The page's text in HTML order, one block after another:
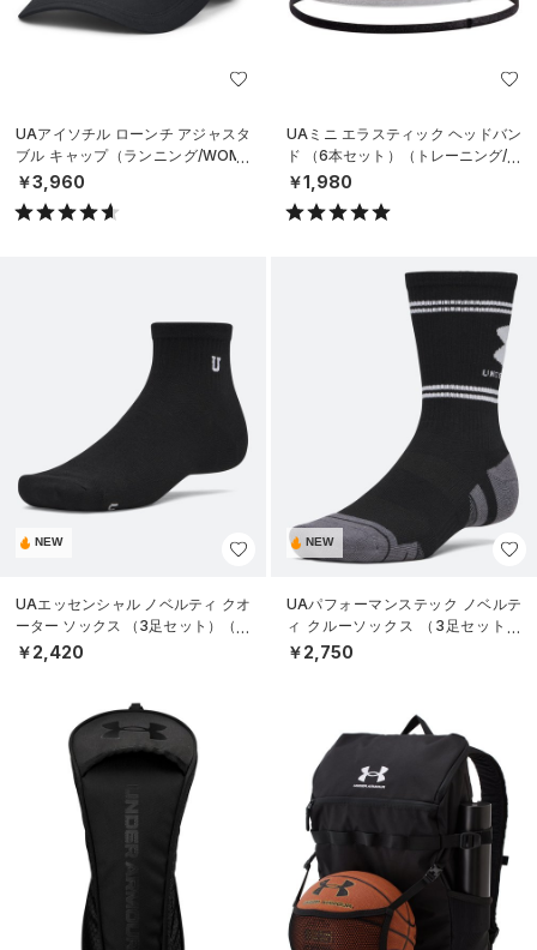
UAアイソチル ローンチ アジャスタ
ブル キャップ（ランニング/WOME
N）
￥3,960
UAミニ エラスティック ヘッドバン
ド （6本セット）（トレーニング/W
OMEN）
￥1,980
NEW
UAエッセンシャル ノベルティ クオ
ーター ソックス （3足セット）（ラ
イフスタイル/UNISEX）
￥2,420
NEW
UAパフォーマンステック ノベルテ
ィ クルーソックス （3足セット）
（トレーニング/UNISEX）
￥2,750